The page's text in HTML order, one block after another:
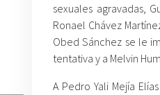
sexuales agravadas,
Ronael Chávez
Obed Sánchez se le
tentativa y a Melvin
A Pedro Yali Mejía